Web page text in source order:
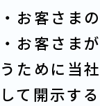
・お客さま
・お客さま
うために当
して開示す